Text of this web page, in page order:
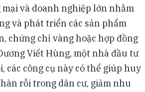
và doanh nghiệp lớn nhằm
và phát triển các sản phẩm
chứng chỉ vàng hoặc hợp đồng
Viết Hùng, một nhà đầu tư
các công cụ này có thể giúp huy
rỗi trong dân cư, giảm nhu